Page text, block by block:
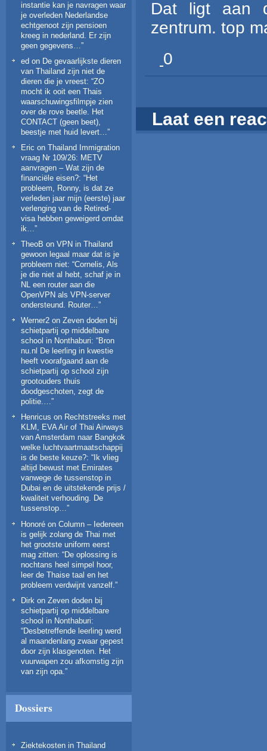
instantie kan je navragen waar
je overleden Nederlandse
echtgenoot zijn pensioen
kreeg in nederland. Er zijn
geen gegevens… ”
ed on De gevaarlijkste dieren
van Thailand zijn niet de
dieren die je vreest: “ZO
mocht ik ooit een Thais
waarschuwingsfilmpje zien
over de rove beetle. Het
CONTACT (geen beet),
beestje met huid levert…”
Eric on Thailand Immigration
vraag Nr 109/26: METV
aanvragen – Wat zijn de
financiële eisen?: “Het
probleem, Ronny, is dat ze
verleden jaar mijn (eerste) jaar
verlenging van de Retired-
visa hebben geweigerd omdat
ik…”
TheoB on VPN in Thailand
gewoon legaal maar dat is je
probleem niet: “Cornelis, Als
je die niet al hebt, schaf je in
NL een router aan die
OpenVPN als VPN-server
ondersteund. Router…”
Werner2 on Zeven doden bij
schietpartij op middelbare
school in Nonthaburi: “Bron
nu.nl De leerling in kwestie
heeft voorafgaand aan de
schietpartij op school zijn
grootouders thuis
doodgeschoten, zegt de
politie.…”
Henricus on Rechtstreeks met
KLM, EVA Air of Thai Airways
van Amsterdam naar Bangkok
welke luchtvaartmaatschappij
is de beste keuze?: “ Ik vlieg
altijd bewust met Emirates
vanwege de tussenstop in
Dubai en de uitstekende prijs /
kwaliteit verhouding. De
tussenstop…”
Honoré on Column – Iedereen
is gelijk zolang de Thai met
het grootste uniform eerst
mag zitten: “De oplossing is
nochtans heel simpel hoor,
leer de Thaise taal en het
probleem verdwijnt vanzelf. ”
Dirk on Zeven doden bij
schietpartij op middelbare
school in Nonthaburi:
“Desbetreffende leerling werd
al maandenlang zwaar gepest
door zijn klasgenoten. Het
vuurwapen zou afkomstig zijn
van zijn opa. ”
Dossiers
Ziektekosten in Thailand
Dat ligt aan
zentrum. top
0
Laat een